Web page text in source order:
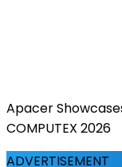
Apacer
COMPUTEX 2026
ADVERTISEMENT